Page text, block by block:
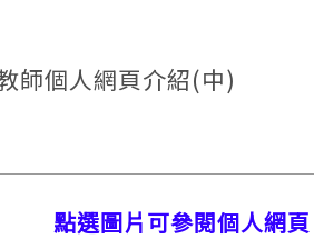
師個人網頁介紹(中)
點選圖片可參閱個人網頁